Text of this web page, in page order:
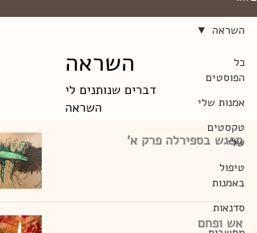
כל
הפוסטים
אמנות שלי
טקסטים
שלי
טיפול
באמנות
סדנאות
השראה
השראה
דברים שנותנים לי
השראה
מפגש בספירלה פרק א'
אש ופחם